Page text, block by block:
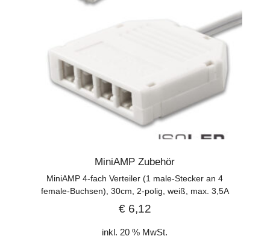
MiniAMP Zubehör
MiniAMP 4-fach Verteiler (1 male-Stecker an 4
female-Buchsen), 30cm, 2-polig, weiß, max. 3,5A
€6,12
inkl. 20 % MwSt.